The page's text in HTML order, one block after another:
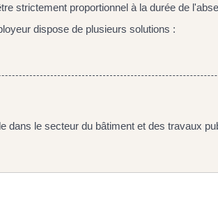
strictement proportionnel à la durée de
dispose de plusieurs solutions :
dans le secteur du bâtiment et des travaux